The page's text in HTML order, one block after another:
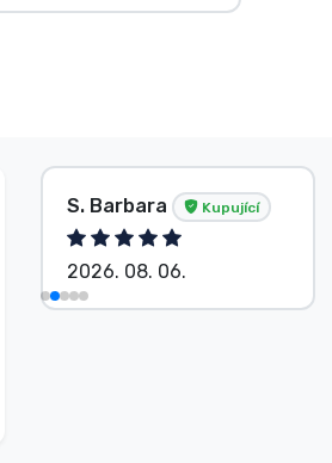
S. Barbara Kupující
2026. 08. 06.